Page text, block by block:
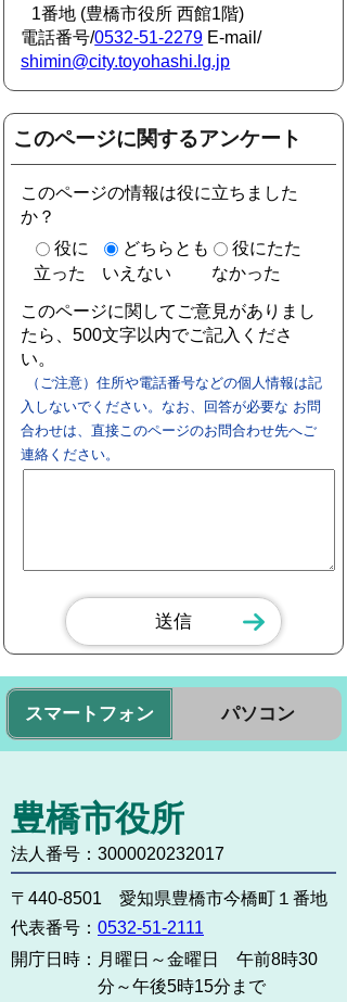
1番地 (豊橋市役所 西館1階)
電話番号/0532-51-2279 E-mail/
shimin@city.toyohashi.lg.jp
このページに関するアンケート
このページの情報は役に立ちました
か？
役に
立った
どちらとも
いえない
役にたた
なかった
このページに関してご意見がありまし
たら、500文字以内でご記入くださ
い。
（ご注意）住所や電話番号などの個人情報は記
入しないでください。なお、回答が必要な お問
合わせは、直接このページのお問合わせ先へご
連絡ください。
スマートフォン パソコン
豊橋市役所
法人番号：3000020232017
〒440-8501 愛知県豊橋市今橋町１番地
代表番号： 0532-51-2111
開庁日時： 月曜日～金曜日 午前8時30
分～午後5時15分まで